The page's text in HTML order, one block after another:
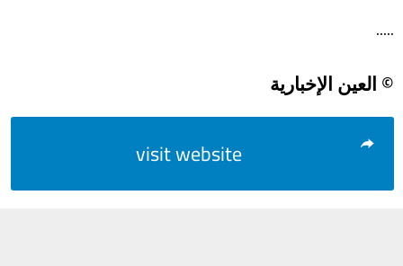
.....
© العين الإخبارية
visit website